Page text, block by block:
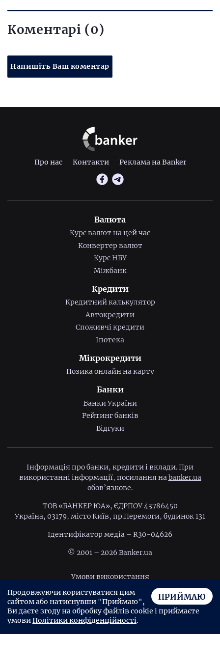
Коментарі (0)
Напишіть Ваш коментар
Про нас Контакти Реклама на Banker
Валюта
Курс валют на цей час
Конвертер валют
Курс НБУ
Міжбанк
Кредити
Кредитний калькулятор
Автокредити
Споживчі кредити
Іпотека
Мікрокредити
Позика онлайн на карту
Банки
Банки України
Рейтинг банків
Відгуки
Інформація про банки, кредити і вклади. При
використанні інформації, посилання наbanker.ua
обов’язкове.
ТОВ «БАНКЕР ЮА», ЄДРПОУ 43786450
Україна, 03179, місто Київ, пр.Перемоги, будинок 131
Ідентифiкатор медiа – R30-04626
© 2001 – 2026 Banker.ua
Умови використання
Політика конфіденційності
Угода користувача
ПРИЙМАЮ
Продовжуючи користуватися цим
сайтом або натиснувши "Приймаю",
Ви даєте згоду на обробку файлів cookie і приймаєте
умовиПолітики конфіденційності.